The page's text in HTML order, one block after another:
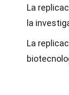
La
la
La